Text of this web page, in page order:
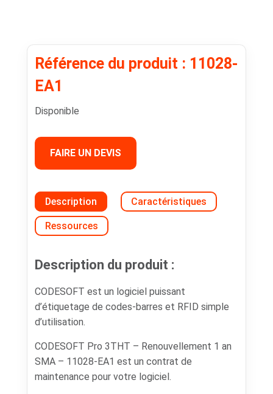
Référence du produit : 11028-
EA1
Disponible
FAIRE UN DEVIS
Description Caractéristiques
Ressources
Description du produit :
CODESOFT est un logiciel puissant
d’étiquetage de codes-barres et RFID simple
d’utilisation.
CODESOFT Pro 3THT – Renouvellement 1 an
SMA – 11028-EA1 est un contrat de
maintenance pour votre logiciel.